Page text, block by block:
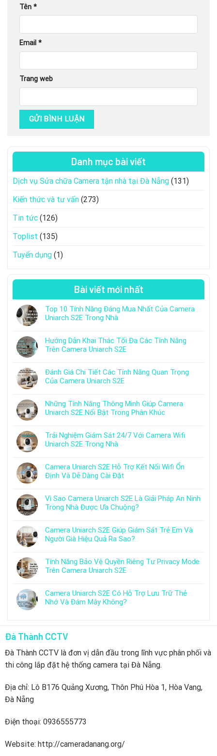
Tên *
Email *
Trang web
Danh mục bài viết
Dịch vụ Sửa chữa Camera tận nhà tại Đà Nẵng (131)
Kiến thức và tư vấn (273)
Tin tức (126)
Toplist (135)
Tuyển dụng (1)
Bài viết mới nhất
Top 10 Tính Năng Đáng Mua Nhất Của Camera
Uniarch S2E Trong Nhà
Hướng Dẫn Khai Thác Tối Đa Các Tính Năng
Trên Camera Uniarch S2E
Đánh Giá Chi Tiết Các Tính Năng Quan Trọng
Của Camera Uniarch S2E
Những Tính Năng Thông Minh Giúp Camera
Uniarch S2E Nổi Bật Trong Phân Khúc
Trải Nghiệm Giám Sát 24/7 Với Camera Wifi
Uniarch S2E Trong Nhà
Camera Uniarch S2E Hỗ Trợ Kết Nối Wifi Ổn
Định Và Dễ Dàng Cài Đặt
Vì Sao Camera Uniarch S2E Là Giải Pháp An Ninh
Trong Nhà Được Ưa Chuộng?
Camera Uniarch S2E Giúp Giám Sát Trẻ Em Và
Người Già Hiệu Quả Ra Sao?
Tính Năng Bảo Vệ Quyền Riêng Tư Privacy Mode
Trên Camera Uniarch S2E
Camera Uniarch S2E Có Hỗ Trợ Lưu Trữ Thẻ
Nhớ Và Đám Mây Không?
Đà Thành CCTV
Đà Thành CCTV là đơn vị dẫn đầu trong lĩnh vực phân phối và
thi công lắp đặt hệ thống camera tại Đà Nẵng.
Địa chỉ: Lô B176 Quảng Xương, Thôn Phú Hòa 1, Hòa Vang,
Đà Nẵng
Điện thoại: 0936555773
Website: http://cameradanang.org/